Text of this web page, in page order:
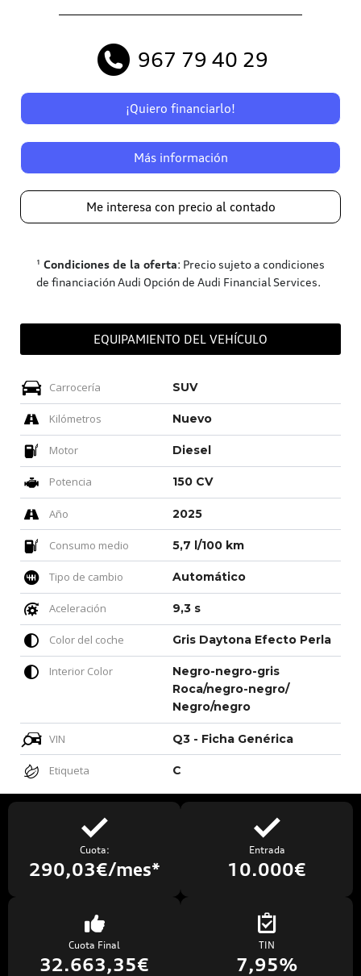
967 79 40 29
¡Quiero financiarlo!
Más información
Me interesa con precio al contado
¹ Condiciones de la oferta: Precio sujeto a condiciones
de financiación Audi Opción de Audi Financial Services.
EQUIPAMIENTO DEL VEHÍCULO
Carrocería SUV
Kilómetros Nuevo
Motor Diesel
Potencia 150 CV
Año 2025
Consumo medio 5,7 l/100 km
Tipo de cambio Automático
Aceleración 9,3 s
Color del coche Gris Daytona Efecto Perla
Interior Color
Negro-negro-gris
Roca/negro-negro/
Negro/negro
VIN Q3 - Ficha Genérica
Etiqueta C
Cuota:
290,03€/mes*
Entrada
10.000€
Cuota Final
32.663,35€
TIN
7,95%